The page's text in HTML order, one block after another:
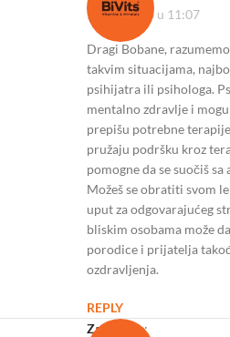
23/08/2023 u 11:07
Dragi Bobane,
takvim situacijama,
psihijatra ili psihologa.
mentalno zdravlje i
prepišu potrebne
pružaju podršku kroz
pomogne da se suočiš
Možeš se obratiti svom
uput za odgovarajućeg
bliskim osobama može
porodice i prijatelja
ozdravljenja.
REPLY
Zaga
kaže: